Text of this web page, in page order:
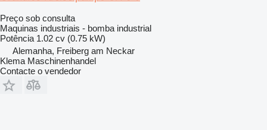
Preço sob consulta
Maquinas industriais - bomba industrial
Potência 1.02 cv (0.75 kW)
Alemanha, Freiberg am Neckar
Klema Maschinenhandel
Contacte o vendedor